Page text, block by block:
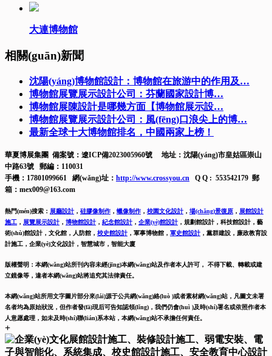
大連博物館
相關(guān)新聞
沈陽(yáng)博物館設計：博物館在旅游中的作用及…
博物館展覽展示設計公司：芬蘭國家設計博…
博物館展陳設計是哪幾方面【博物館展示設…
博物館展覽展示設計公司：風(fēng)口浪尖上的博…
最新全球十大博物館排名，中國兩家上榜！
華夏博展集團 備案號： 遼ICP備2023005960號
地址：沈陽(yáng)市皇姑區崇山
中路63號 郵編：110031
手機：17801099661 網(wǎng)址： http://www.crossyou.cn Q Q : 553542179 郵
箱：mex009@163.com
熱門(mén)搜索： 展廳設計 ， 硅膠像制作 ， 蠟像制作 ， 校園文化設計 ， 場(chǎng)景復原 ， 展館設計
施工 ， 展覽展示設計 ， 博物館設計 ， 紀念館設計 ， 企業(yè)館設計 ， 規劃館設計，科技館設計，藝
術(shù)館設計，文化館，人防館， 校史館設計 ， 軍事博物館， 軍史館設計 ， 黨群建設，廉政教育設
計施工， 企業(yè)文化設計，智慧城市，智能大廈
版權聲明：本網(wǎng)站所刊內容未經(jīng)本網(wǎng)站及作者本人許可， 不得下載、轉載或建
立鏡像等，違者本網(wǎng)站將追究其法律責任。
本網(wǎng)站所用文字圖片部分來(lái)源于公共網(wǎng)絡(luò )或者素材網(wǎng)站，凡圖文未署
名者均為原始狀況，但作者發(fā)現后可告知認領(lǐng)，我們仍會(huì )及時(shí)署名或依照作者本
人意愿處理，如未及時(shí)聯(lián)系本站，本網(wǎng)站不承擔任何責任。
+